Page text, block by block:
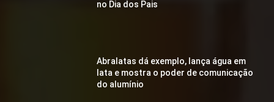
no Dia dos Pais
Abralatas dá exemplo, lança água em
lata e mostra o poder de comunicação
do alumínio